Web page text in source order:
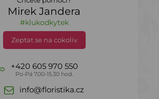
Mirek Jandera
#klukodkytek
Zeptat se na cokoliv
+420 605 970 550
Po-Pá 7.00-15.30 hod.
info@floristika.cz